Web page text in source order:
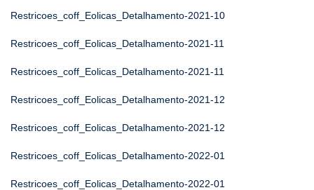
Restricoes_coff_Eolicas_Detalhamento-2021-10
Restricoes_coff_Eolicas_Detalhamento-2021-11
Restricoes_coff_Eolicas_Detalhamento-2021-11
Restricoes_coff_Eolicas_Detalhamento-2021-12
Restricoes_coff_Eolicas_Detalhamento-2021-12
Restricoes_coff_Eolicas_Detalhamento-2022-01
Restricoes_coff_Eolicas_Detalhamento-2022-01